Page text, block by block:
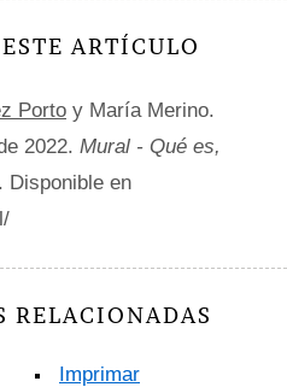
ARTÍCULO
Porto y María Merino.
2022. Mural - Qué es,
. Disponible en
RELACIONADAS
Imprimar